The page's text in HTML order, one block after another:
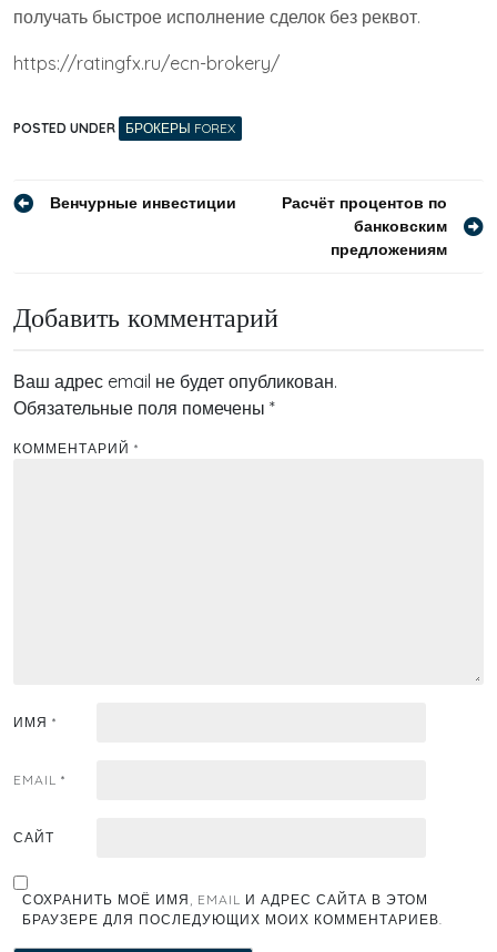
получать быстрое исполнение сделок без реквот.
https://ratingfx.ru/ecn-brokery/
POSTED UNDER БРОКЕРЫ FOREX
Навигация
Венчурные инвестиции
Расчёт процентов по
банковским
предложениям
Добавить комментарий
Ваш адрес email не будет опубликован.
Обязательные поля помечены *
КОММЕНТАРИЙ *
ИМЯ *
EMAIL *
САЙТ
СОХРАНИТЬ МОЁ ИМЯ, EMAIL И АДРЕС САЙТА В ЭТОМ
БРАУЗЕРЕ ДЛЯ ПОСЛЕДУЮЩИХ МОИХ КОММЕНТАРИЕВ.